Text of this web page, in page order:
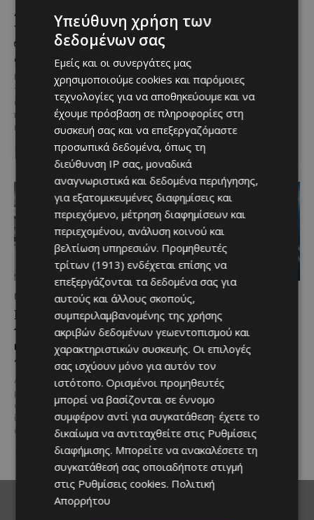
Διεθνώς αναγνωρισμένα
κρασιά στην κορυφαία
σχέση ποιότητας-τιμής
από τη Lidl Κύπρου
Με σφραγίδα ποιότητας από
τους Masters of Wine, η κάβα της
εταιρείας συνδυάζει εξαιρετική
ποικιλία, διεθνείς διακρίσεις
και...
αντικατάσταση 100
χιλιομέτρων δικτύου
ύδρευσης στο κέντρο της
Λεμεσού
Έργο προϋπολογισμού €9,2 εκατ.
με συγχρηματοδότηση από την
Ε.Ε. Με τελετή που
πραγματοποιήθηκε το πρωί της
Πέμπτης, 6 Αυγούστου...
ΜΈΝΟΥΜΕ ΕΝΗΜΕΡΩΜΈΝΟΙ
Η Mercedes-Benz
γιορτάζει έναν αιώνα
ιστορίας και κοιτάζει
προς το μέλλον
Λίγες αυτοκινητοβιομηχανίες
μπορούν να ισχυριστούν ότι το
όνομά τους έγινε συνώνυμο της
ίδιας της ιστορίας του
αυτοκινήτου. Η...
ΜΈΝΟΥΜΕ ΕΝΗΜΕΡΩΜΈΝΟΙ
Ο τουρισμός ως εθνική
υπόθεση
Του Γιάννου Πανταζή* Είναι κοινή
πεποίθηση ότι ο τουρισμός
σημαντικότερες βιομηχανίες της
Κύπρου και διαχρονικά...
Υπεύθυνη χρήση των
δεδομένων σας
Εμείς και οι συνεργάτες μας
χρησιμοποιούμε cookies και παρόμοιες
τεχνολογίες για να αποθηκεύουμε και να
έχουμε πρόσβαση σε πληροφορίες στη
συσκευή σας και να επεξεργαζόμαστε
προσωπικά δεδομένα, όπως τη
διεύθυνση IP σας, μοναδικά
αναγνωριστικά και δεδομένα περιήγησης,
για εξατομικευμένες διαφημίσεις και
περιεχόμενο, μέτρηση διαφημίσεων και
περιεχομένου, ανάλυση κοινού και
βελτίωση υπηρεσιών. Προμηθευτές
τρίτων (1913) ενδέχεται επίσης να
επεξεργάζονται τα δεδομένα σας για
αυτούς και άλλους σκοπούς,
συμπεριλαμβανομένης της χρήσης
ακριβών δεδομένων γεωεντοπισμού και
χαρακτηριστικών συσκευής. Οι επιλογές
σας ισχύουν μόνο για αυτόν τον
ιστότοπο. Ορισμένοι προμηθευτές
μπορεί να βασίζονται σε έννομο
συμφέρον αντί για συγκατάθεση· έχετε το
δικαίωμα να αντιταχθείτε στις Ρυθμίσεις
διαφήμισης. Μπορείτε να ανακαλέσετε τη
συγκατάθεσή σας οποιαδήποτε στιγμή
στις Ρυθμίσεις cookies. Πολιτική
Απορρήτου